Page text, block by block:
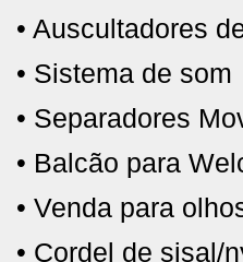
• Auscultadores
• Sistema de som
• Separadores
• Balcão para
• Venda para
• Cordel de sisal/